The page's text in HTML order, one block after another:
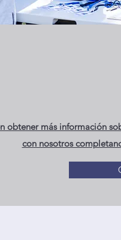
obtener más información
con nosotros